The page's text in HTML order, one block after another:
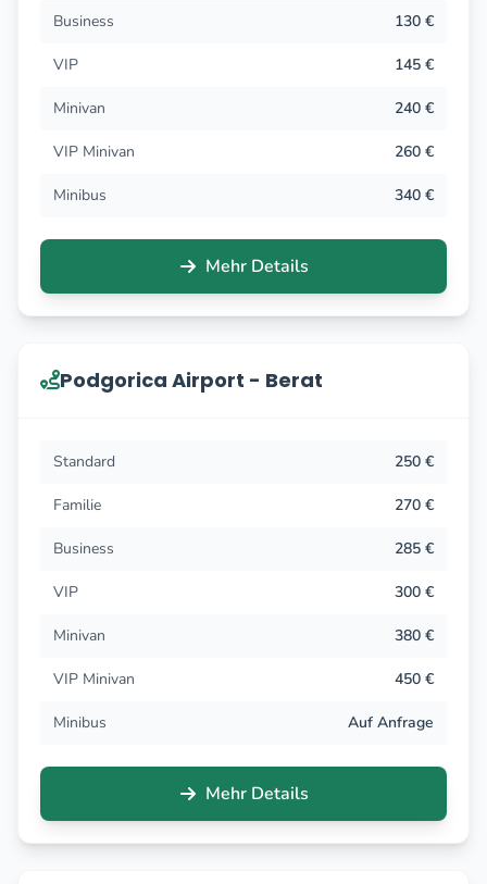
Business 130 €
VIP 145 €
Minivan 240 €
VIP Minivan 260 €
Minibus 340 €
Mehr Details
Podgorica Airport - Berat
Standard 250 €
Familie 270 €
Business 285 €
VIP 300 €
Minivan 380 €
VIP Minivan 450 €
Minibus Auf Anfrage
Mehr Details